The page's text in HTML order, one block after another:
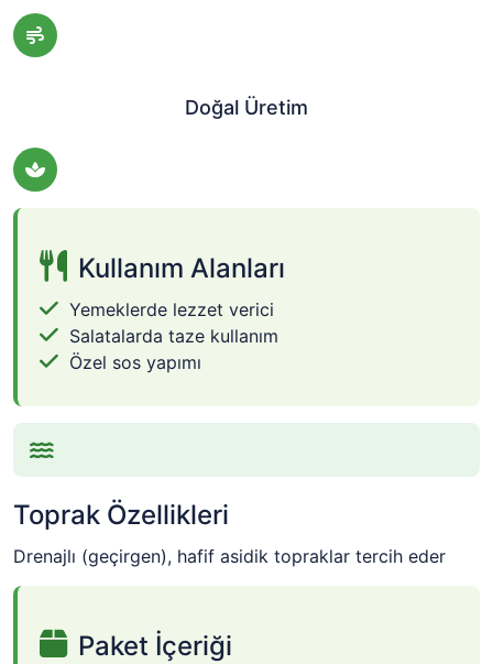
Doğal Üretim
Kullanım Alanları
Yemeklerde lezzet verici
Salatalarda taze kullanım
Özel sos yapımı
Toprak Özellikleri
Drenajlı (geçirgen), hafif asidik topraklar tercih eder
Paket İçeriği